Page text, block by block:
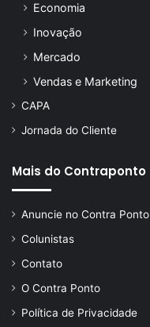
Economia
Inovação
Mercado
Vendas e Marketing
CAPA
Jornada do Cliente
Mais do Contraponto
Anuncie no Contra Ponto
Colunistas
Contato
O Contra Ponto
Política de Privacidade